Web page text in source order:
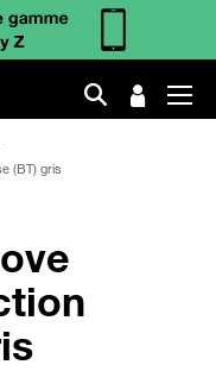
(BT) gris